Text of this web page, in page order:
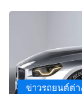
ข่าวรถยนต์ต่า